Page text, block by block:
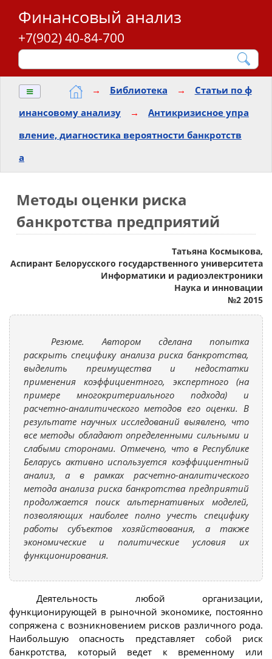
Финансовый анализ
+7(902) 40-84-700
≡ → Библиотека →
Статьи по ф
инансовому анализу
→
Антикризисное упра
вление, диагностика вероятности банкротств
а
Методы оценки риска
банкротства предприятий
Татьяна Космыкова,
Аспирант Белорусского государственного университета
Информатики и радиоэлектроники
Наука и инновации
№2 2015
Резюме. Автором сделана попытка
раскрыть специфику анализа риска банкротства,
выделить преимущества и недостатки
применения коэффициентного, экспертного (на
примере многокритериального подхода) и
расчетно-аналитического методов его оценки. В
результате научных исследований выявлено, что
все методы обладают определенными сильными и
слабыми сторонами. Отмечено, что в Республике
Беларусь активно используется коэффициентный
анализ, а в рамках расчетно-аналитического
метода анализа риска банкротства предприятий
продолжается поиск альтернативных моделей,
позволяющих наиболее полно учесть специфику
работы субъектов хозяйствования, а также
экономические и политические условия их
функционирования.
Деятельность любой организации,
функционирующей в рыночной экономике, постоянно
сопряжена с возникновением рисков различного рода.
Наибольшую опасность представляет собой риск
банкротства, который ведет к временному или